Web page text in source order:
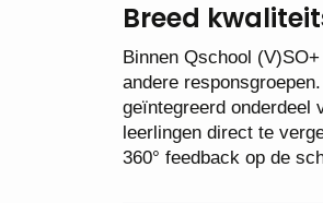
Breed
Binnen Qschool
andere
geïntegreerd onderdeel
leerlingen direct te
360° feedback op de